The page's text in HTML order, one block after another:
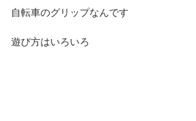
自転車のグリップなんです
遊び方はいろいろ